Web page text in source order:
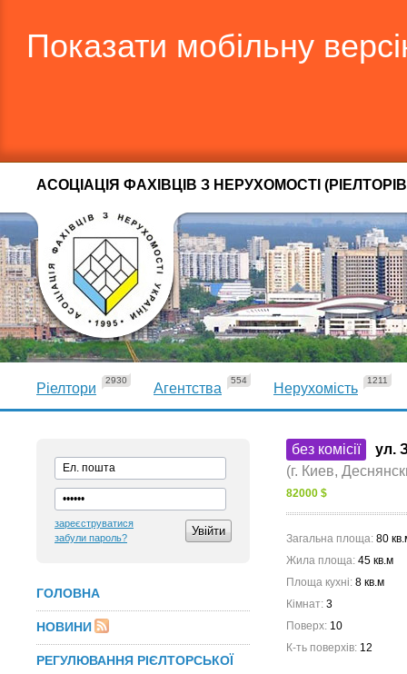
Показати мобільну
АСОЦІАЦІЯ ФАХІВЦІВ З НЕРУХОМОСТІ
Ріелтори
2930
Агентства
554
Нерухомість
1211
зареєструватися
забули пароль?
ГОЛОВНА
НОВИНИ
РЕГУЛЮВАННЯ РІЄЛТОРСЬКОЇ
без комісії
ул.
(г. Киев,
82000 $
Загальна площа: 80
Жила площа: 45 кв.м
Площа кухні: 8 кв.м
Кімнат: 3
Поверх: 10
К-ть поверхів: 12